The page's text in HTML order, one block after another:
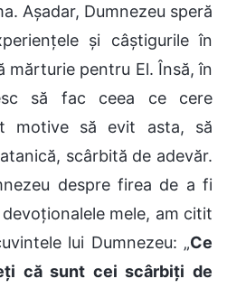
Așadar, Dumnezeu speră
și câștigurile în
mărturie pentru El. Însă, în
să fac ceea ce cere
motive să evit asta, să
scârbită de adevăr.
despre firea de a fi
mele, am citit
lui Dumnezeu: „Ce
că sunt cei scârbiți de